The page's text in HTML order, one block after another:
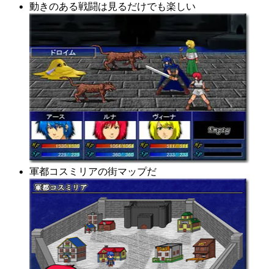
動きのある戦闘は見るだけでも楽しい
軍都コスミリアの街マップだ